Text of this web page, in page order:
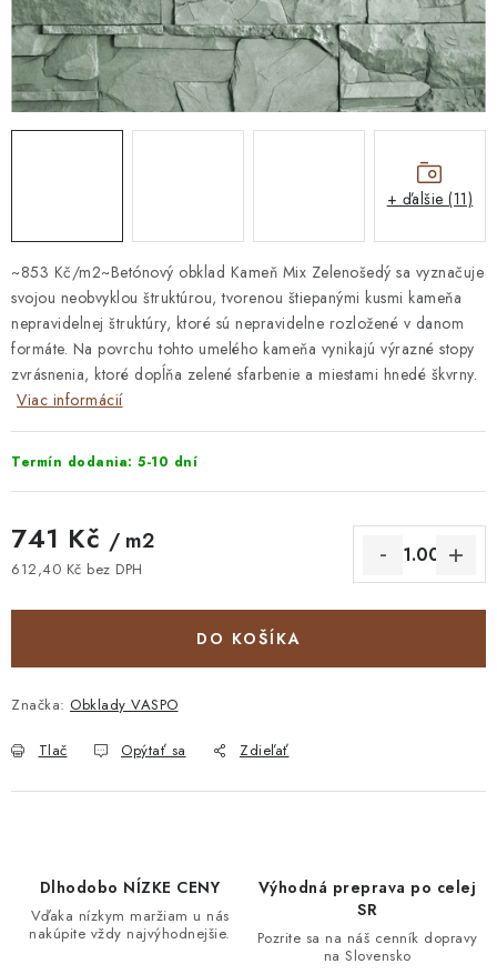
VZORKOVÉ OBKLADY
~853 Kč/m2~Betónový obklad Kameň Mix Zelenošedý sa vyznačuje
svojou neobvyklou štruktúrou, tvorenou štiepanými kusmi kameňa
nepravidelnej štruktúry, ktoré sú nepravidelne rozložené v danom
formáte. Na povrchu tohto umelého kameňa vynikajú výrazné stopy
zvrásnenia, ktoré dopĺňa zelené sfarbenie a miestami hnedé škvrny.
Viac informácií
Termín dodania: 5-10 dní
741 Kč / m2
612,40 Kč bez DPH
DO KOŠÍKA
Značka: Obklady VASPO
Tlač Opýtať sa Zdieľať
+ ďalšie (11)
Dlhodobo NÍZKE CENY
Vďaka nízkym maržiam u nás
nakúpite vždy najvýhodnejšie.
Výhodná preprava po celej
SR
Pozrite sa na náš cenník dopravy
na Slovensko